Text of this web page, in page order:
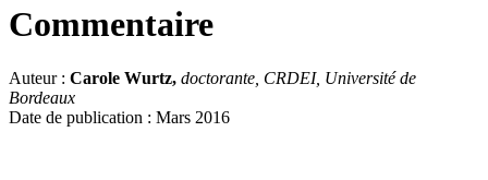
Commentaire
Auteur : Carole Wurtz, doctorante, CRDEI, Université de
Bordeaux
Date de publication : Mars 2016